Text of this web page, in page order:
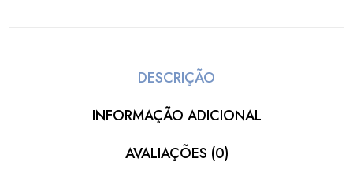
DESCRIÇÃO
INFORMAÇÃO ADICIONAL
AVALIAÇÕES (0)